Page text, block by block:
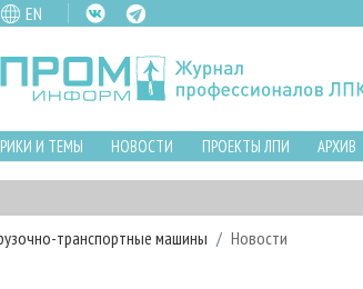
EN
И ТЕМЫ НОВОСТИ ПРОЕКТЫ ЛПИ АРХИВ
транспортные машины
Новости